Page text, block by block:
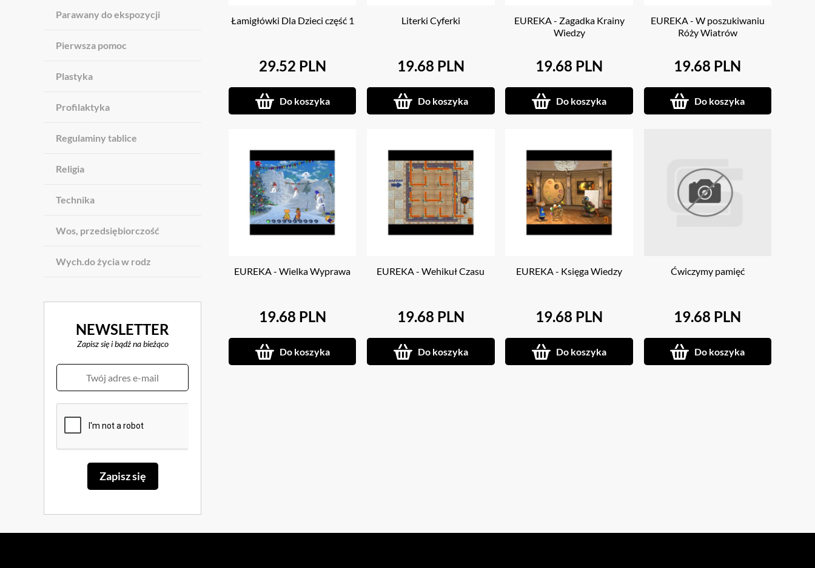
Parawany do ekspozycji
Pierwsza pomoc
Plastyka
Profilaktyka
Regulaminy tablice
Religia
Technika
Wos, przedsiębiorczość
Wych.do życia w rodz
NEWSLETTER
Zapisz się i bądź na bieżąco
Łamigłówki Dla Dzieci część 1
29.52 PLN
Do koszyka
Literki Cyferki
19.68 PLN
Do koszyka
EUREKA - Zagadka Krainy
Wiedzy
19.68 PLN
Do koszyka
EUREKA - W poszukiwaniu
Róży Wiatrów
19.68 PLN
Do koszyka
EUREKA - Wielka Wyprawa
19.68 PLN
Do koszyka
EUREKA - Wehikuł Czasu
19.68 PLN
Do koszyka
EUREKA - Księga Wiedzy
19.68 PLN
Do koszyka
Ćwiczymy pamięć
19.68 PLN
Do koszyka